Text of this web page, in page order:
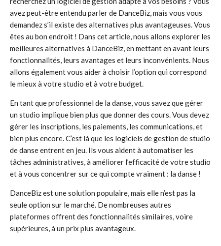
avez peut-être entendu parler de DanceBiz, mais vous vous
demandez s’il existe des alternatives plus avantageuses. Vous
êtes au bon endroit ! Dans cet article, nous allons explorer les
meilleures alternatives à DanceBiz, en mettant en avant leurs
fonctionnalités, leurs avantages et leurs inconvénients. Nous
allons également vous aider à choisir l’option qui correspond
le mieux à votre studio et à votre budget.
En tant que professionnel de la danse, vous savez que gérer
un studio implique bien plus que donner des cours. Vous devez
gérer les inscriptions, les paiements, les communications, et
bien plus encore. C’est là que les logiciels de gestion de studio
de danse entrent en jeu. Ils vous aident à automatiser les
tâches administratives, à améliorer l’efficacité de votre studio
et à vous concentrer sur ce qui compte vraiment : la danse !
DanceBiz est une solution populaire, mais elle n’est pas la
seule option sur le marché. De nombreuses autres
plateformes offrent des fonctionnalités similaires, voire
supérieures, à un prix plus avantageux.